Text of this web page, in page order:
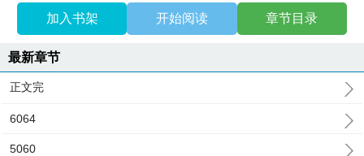
加入书架 开始阅读 章节目录
最新章节
正文完
6064
5060